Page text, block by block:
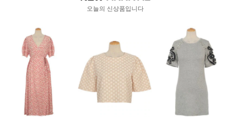
오늘의 신상품입니다